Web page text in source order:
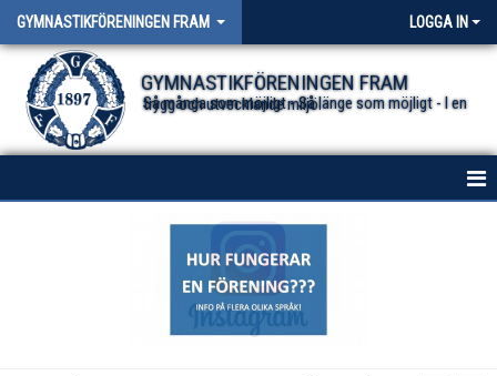
GYMNASTIKFÖRENINGEN FRAM LOGGA IN
GYMNASTIKFÖRENINGEN FRAM
Så många som möjligt - Så länge som möjligt - I en trygg och utvecklande miljö.
NYHETER FÖR ALLA TRUPPER